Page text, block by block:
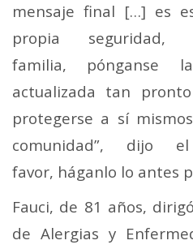
mensaje final […] es
propia
familia, pónganse
actualizada tan
protegerse a sí
comunidad”, dijo
favor, háganlo lo antes
Fauci, de 81 años,
de Alergias y